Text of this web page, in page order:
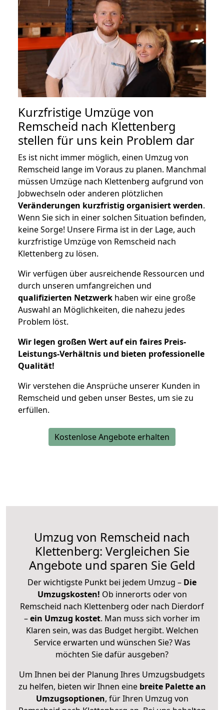
Kurzfristige Umzüge von
Remscheid nach Klettenberg
stellen für uns kein Problem dar
Es ist nicht immer möglich, einen Umzug von
Remscheid lange im Voraus zu planen. Manchmal
müssen Umzüge nach Klettenberg aufgrund von
Jobwechseln oder anderen plötzlichen
Veränderungen kurzfristig organisiert werden.
Wenn Sie sich in einer solchen Situation befinden,
keine Sorge! Unsere Firma ist in der Lage, auch
kurzfristige Umzüge von Remscheid nach
Klettenberg zu lösen.
Wir verfügen über ausreichende Ressourcen und
durch unseren umfangreichen und
qualifizierten Netzwerk haben wir eine große
Auswahl an Möglichkeiten, die nahezu jedes
Problem löst.
Wir legen großen Wert auf ein faires Preis-
Leistungs-Verhältnis und bieten professionelle
Qualität!
Wir verstehen die Ansprüche unserer Kunden in
Remscheid und geben unser Bestes, um sie zu
erfüllen.
Kostenlose Angebote erhalten
Umzug von Remscheid nach
Klettenberg: Vergleichen Sie
Angebote und sparen Sie Geld
Der wichtigste Punkt bei jedem Umzug – Die
Umzugskosten! Ob innerorts oder von
Remscheid nach Klettenberg oder nach Dierdorf
–ein Umzug kostet. Man muss sich vorher im
Klaren sein, was das Budget hergibt. Welchen
Service erwarten und wünschen Sie? Was
möchten Sie dafür ausgeben?
Um Ihnen bei der Planung Ihres Umzugsbudgets
zu helfen, bieten wir Ihnen eine breite Palette an
Umzugsoptionen, für Ihren Umzug von